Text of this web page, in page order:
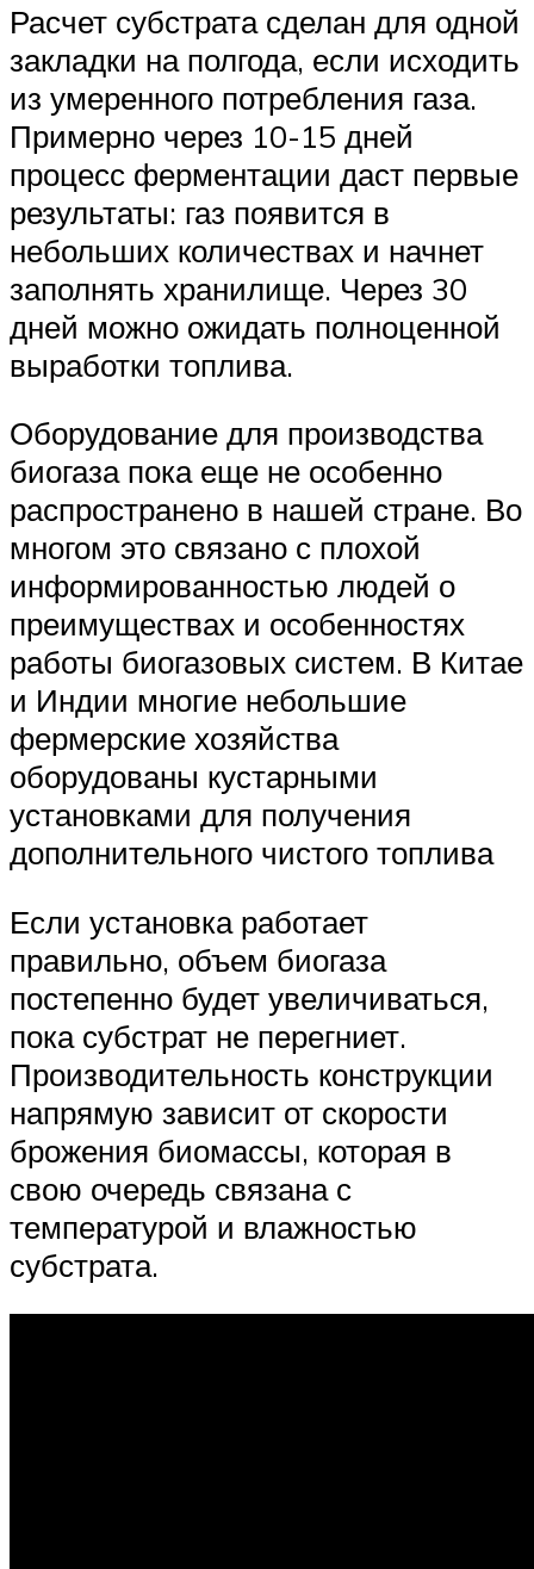
Расчет субстрата сделан для одной
закладки на полгода, если исходить
из умеренного потребления газа.
Примерно через 10-15 дней
процесс ферментации даст первые
результаты: газ появится в
небольших количествах и начнет
заполнять хранилище. Через 30
дней можно ожидать полноценной
выработки топлива.
Оборудование для производства
биогаза пока еще не особенно
распространено в нашей стране. Во
многом это связано с плохой
информированностью людей о
преимуществах и особенностях
работы биогазовых систем. В Китае
и Индии многие небольшие
фермерские хозяйства
оборудованы кустарными
установками для получения
дополнительного чистого топлива
Если установка работает
правильно, объем биогаза
постепенно будет увеличиваться,
пока субстрат не перегниет.
Производительность конструкции
напрямую зависит от скорости
брожения биомассы, которая в
свою очередь связана с
температурой и влажностью
субстрата.